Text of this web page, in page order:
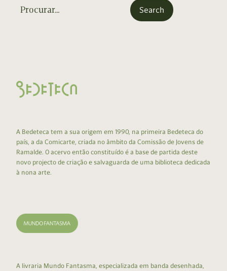
A Bedeteca tem a sua origem em 1990, na primeira Bedeteca do
país, a da Comicarte, criada no âmbito da Comissão de Jovens de
Ramalde. O acervo então constituído é a base de partida deste
novo projecto de criação e salvaguarda de uma biblioteca dedicada
à nona arte.
A livraria Mundo Fantasma, especializada em banda desenhada,